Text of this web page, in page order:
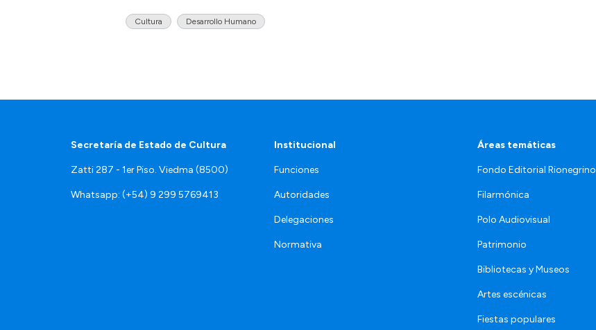
Cultura Desarrollo Humano
Secretaría de Estado de Cultura
Zatti 287 - 1er Piso. Viedma (8500)
Whatsapp: (+54) 9 299 5769413
Institucional
Funciones
Autoridades
Delegaciones
Normativa
Áreas temáticas
Fondo Editorial Rionegrino
Filarmónica
Polo Audiovisual
Patrimonio
Bibliotecas y Museos
Artes escénicas
Fiestas populares